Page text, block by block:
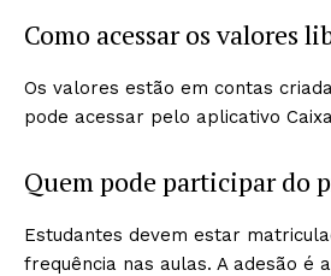
Como acessar os valores
Os valores estão em contas
pode acessar pelo aplicativo
Quem pode participar do
Estudantes devem estar
frequência nas aulas. A adesão é